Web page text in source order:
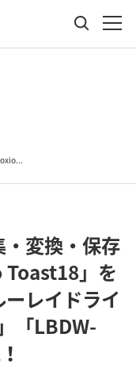
変換・保存
」を
レイドライ
「LBDW-